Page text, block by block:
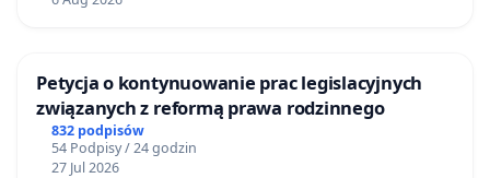
Petycja o kontynuowanie prac legislacyjnych
związanych z reformą prawa rodzinnego
832 podpisów
54 Podpisy / 24 godzin
27 Jul 2026